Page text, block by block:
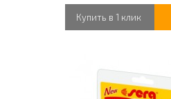
Купить в 1 клик